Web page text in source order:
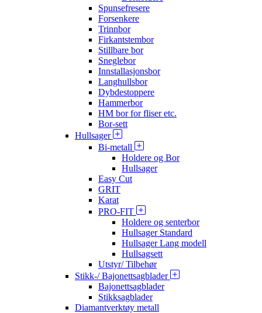
Spunsefresere
Forsenkere
Trinnbor
Firkantstembor
Stillbare bor
Sneglebor
Innstallasjonsbor
Langhullsbor
Dybdestoppere
Hammerbor
HM bor for fliser etc.
Bor-sett
Hullsager
Bi-metall
Holdere og Bor
Hullsager
Easy Cut
GRIT
Karat
PRO-FIT
Holdere og senterbor
Hullsager Standard
Hullsager Lang modell
Hullsagsett
Utstyr/ Tilbehør
Stikk-/ Bajonettsagblader
Bajonettsagblader
Stikksagblader
Diamantverktøy metall